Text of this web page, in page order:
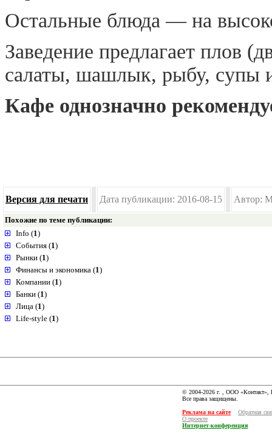
Остальные блюда — на
Заведение предлагает плов
салаты, шашлык, рыбу, супы
Кафе однозначно
Версия для печати Дата публикации: 2016-08-15 Автор:
Похожие по теме публикации:
Info (1)
События (1)
Рынки (1)
Финансы и экономика (1)
Компании (1)
Банки (1)
Лица (1)
Life-style (1)
© 2004-2026 г. , ООО «Контакт»,
Все права защищены.
Реклама на сайте
Обратная
О проекте
Интернет-конференция